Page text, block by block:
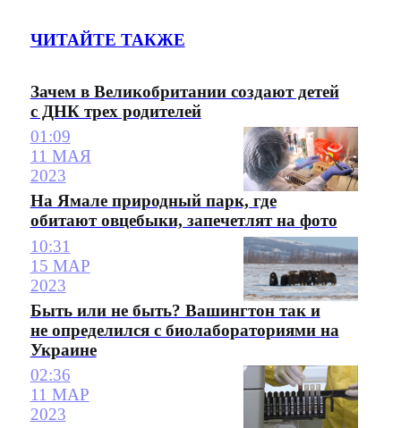
ЧИТАЙТЕ ТАКЖЕ
Зачем в Великобритании создают детей
с ДНК трех родителей
01:09
11 МАЯ
2023
На Ямале природный парк, где
обитают овцебыки, запечетлят на фото
10:31
15 МАР
2023
Быть или не быть? Вашингтон так и
не определился с биолабораториями на
Украине
02:36
11 МАР
2023